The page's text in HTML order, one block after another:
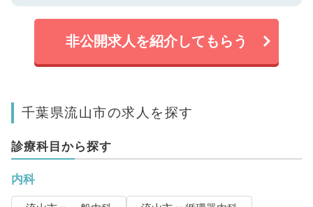
非公開求人を紹介してもらう
千葉県流山市の求人を探す
診療科目から探す
内科